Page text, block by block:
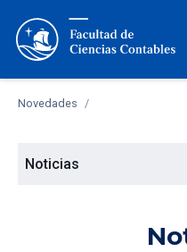
Novedades /
Noticias